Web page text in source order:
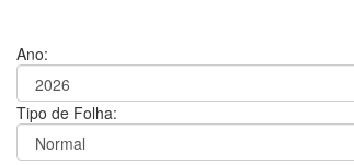
Ano:
Tipo de Folha: